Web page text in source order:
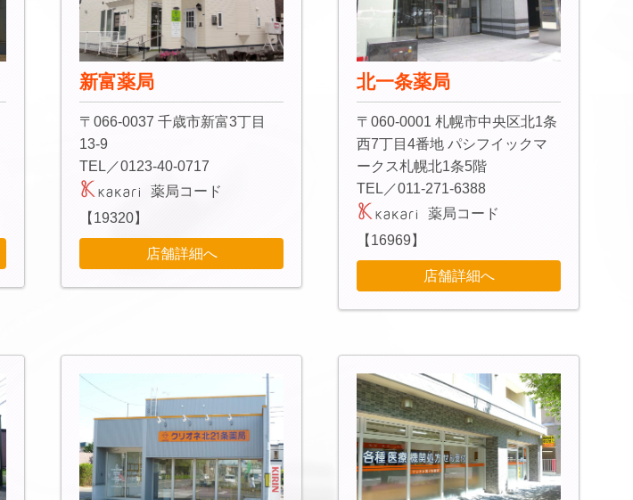
新富薬局
〒066-0037 千歳市新富3丁目
13-9
TEL／0123-40-0717
薬局コード
【19320】
店舗詳細へ
北一条薬局
〒060-0001 札幌市中央区北1条
西7丁目4番地 パシフイックマ
ークス札幌北1条5階
TEL／011-271-6388
薬局コード
【16969】
店舗詳細へ